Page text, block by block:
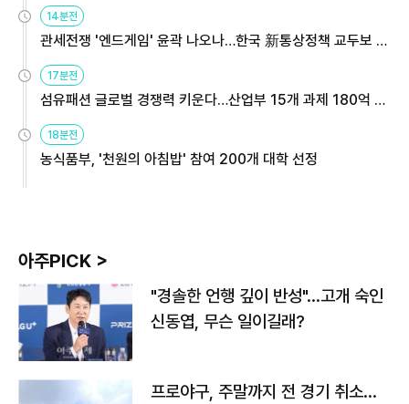
14분전
관세전쟁 '엔드게임' 윤곽 나오나…한국 新통상정책 교두보 활
용해야
17분전
섬유패션 글로벌 경쟁력 키운다…산업부 15개 과제 180억 지
원
18분전
농식품부, '천원의 아침밥' 참여 200개 대학 선정
아주PICK >
"경솔한 언행 깊이 반성"…고개 숙인
신동엽, 무슨 일이길래?
프로야구, 주말까지 전 경기 취소…